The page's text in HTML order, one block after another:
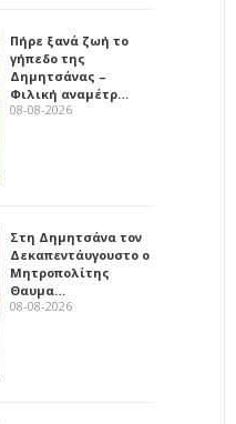
Πήρε ξανά ζωή το
γήπεδο της
Δημητσάνας –
Φιλική αναμέτρ…
08-08-2026
Στη Δημητσάνα τον
Δεκαπεντάυγουστο ο
Μητροπολίτης
Θαυμα…
08-08-2026